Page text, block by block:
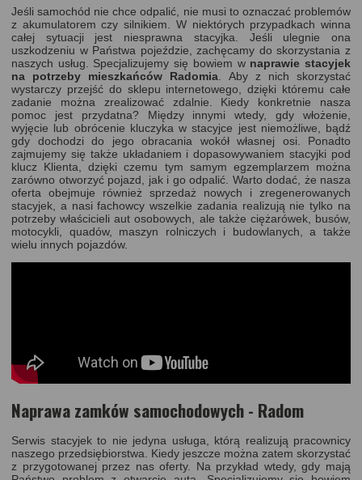
Jeśli samochód nie chce odpalić, nie musi to oznaczać problemów
z akumulatorem czy silnikiem. W niektórych przypadkach winna
całej sytuacji jest niesprawna stacyjka. Jeśli ulegnie ona
uszkodzeniu w Państwa pojeździe, zachęcamy do skorzystania z
naszych usług. Specjalizujemy się bowiem w naprawie stacyjek
na potrzeby mieszkańców Radomia . Aby z nich skorzystać
wystarczy przejść do sklepu internetowego , dzięki któremu całe
zadanie można zrealizować zdalnie. Kiedy konkretnie nasza
pomoc jest przydatna? Między innymi wtedy, gdy włożenie,
wyjęcie lub obrócenie kluczyka w stacyjce jest niemożliwe, bądź
gdy dochodzi do jego obracania wokół własnej osi. Ponadto
zajmujemy się także układaniem i dopasowywaniem stacyjki pod
klucz Klienta, dzięki czemu tym samym egzemplarzem można
zarówno otworzyć pojazd, jak i go odpalić. Warto dodać, że nasza
oferta obejmuje również sprzedaż nowych i zregenerowanych
stacyjek, a nasi fachowcy wszelkie zadania realizują nie tylko na
potrzeby właścicieli aut osobowych, ale także ciężarówek, busów,
motocykli, quadów, maszyn rolniczych i budowlanych, a także
wielu innych pojazdów.
Naprawa zamków samochodowych - Radom
Serwis stacyjek to nie jedyna usługa, którą realizują pracownicy
naszego przedsiębiorstwa. Kiedy jeszcze można zatem skorzystać
z przygotowanej przez nas oferty. Na przykład wtedy, gdy mają